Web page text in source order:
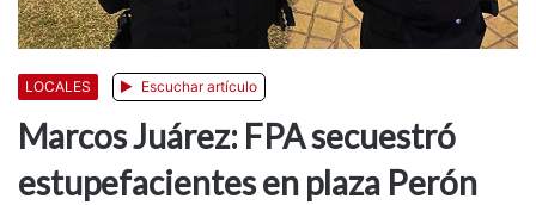
LOCALES Escuchar artículo
Marcos Juárez: FPA secuestró
estupefacientes en plaza Perón